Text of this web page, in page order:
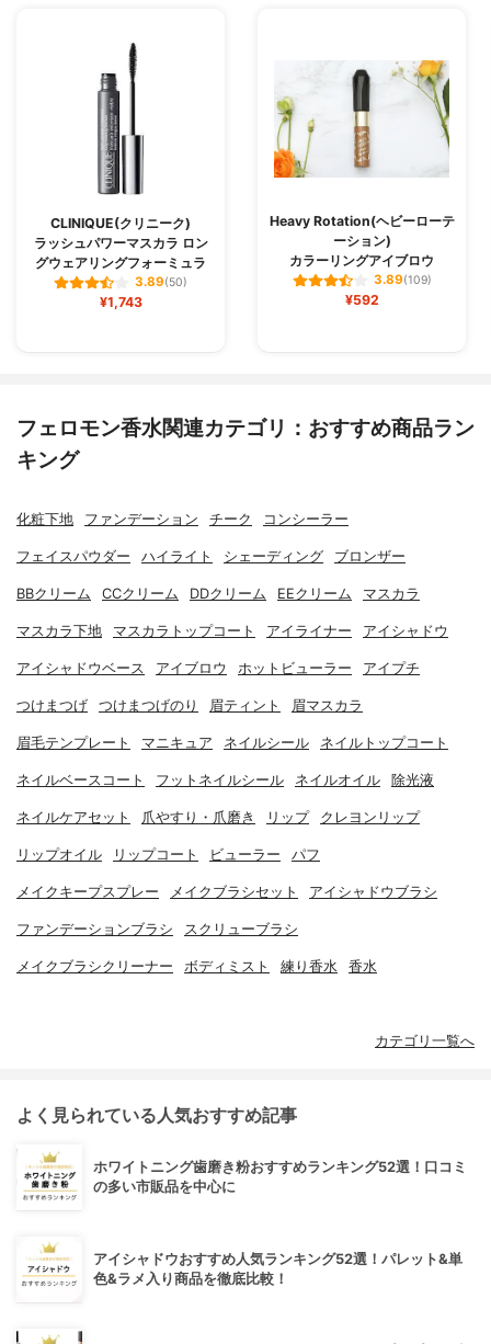
CLINIQUE(クリニーク)
ラッシュパワーマスカラ ロン
グウェアリングフォーミュラ
3.89(50)
¥1,743
Heavy Rotation(ヘビーローテ
ーション)
カラーリングアイブロウ
3.89(109)
¥592
フェロモン香水関連カテゴリ：おすすめ商品ラン
キング
化粧下地 ファンデーション チーク コンシーラー
フェイスパウダー ハイライト シェーディング ブロンザー
BBクリーム CCクリーム DDクリーム EEクリーム マスカラ
マスカラ下地 マスカラトップコート アイライナー アイシャドウ
アイシャドウベース アイブロウ ホットビューラー アイプチ
つけまつげ つけまつげのり 眉ティント 眉マスカラ
眉毛テンプレート マニキュア ネイルシール ネイルトップコート
ネイルベースコート フットネイルシール ネイルオイル 除光液
ネイルケアセット 爪やすり・爪磨き リップ クレヨンリップ
リップオイル リップコート ビューラー パフ
メイクキープスプレー メイクブラシセット アイシャドウブラシ
ファンデーションブラシ スクリューブラシ
メイクブラシクリーナー ボディミスト 練り香水 香水
カテゴリ一覧へ
よく見られている人気おすすめ記事
ホワイトニング歯磨き粉おすすめランキング52選！口コミ
の多い市販品を中心に
アイシャドウおすすめ人気ランキング52選！パレット&単
色&ラメ入り商品を徹底比較！